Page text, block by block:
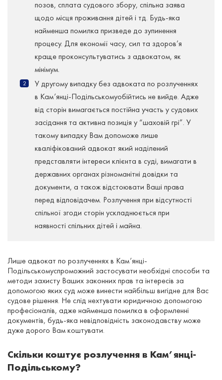
позов, сплата судового збору, спільна заява
щодо місця проживання дітей і тд. Будь-яка
найменша помилка призведе до зупинення
процесу. Для економії часу, сил та здоров’я
краще проконсультуватись з адвокатом, як
мінімум.
У другому випадку без адвоката по розлученнях
в Кам’янці-Подільськомуобійтись не вийде. Адже
від сторін вимагається постійна участь у судових
засідання та активна позиція у “шаховій грі”. У
такому випадку Вам допоможе лише
кваліфікований адвокат який наділений
представляти інтереси клієнта в суді, вимагати в
державних органах різноманітні довідки та
документи, а також відстоювати Ваші права
перед відповідачем. Розлучення при відсутності
спільної згоди сторін ускладнюється при
наявності спільних дітей і майна.
Лише адвокат по розлученнях в Кам’янці-
Подільськомуспроможний застосувати необхідні способи та
методи захисту Ваших законних прав та інтересів за
допомогою яких суд може винести найбільш вигідне для Вас
судове рішення. Не слід нехтувати юридичною допомогою
професіоналів, адже найменша помилка в оформленні
документів, будь-яка невідповідність законодавству може
дуже дорого Вам коштувати.
Скільки коштує розлучення в Кам’янці-
Подільському?